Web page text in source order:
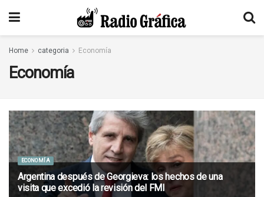
Home categoria Economía
Economía
ECONOMÍA
Argentina después de Georgieva: los hechos de una
visita que excedió la revisión del FMI